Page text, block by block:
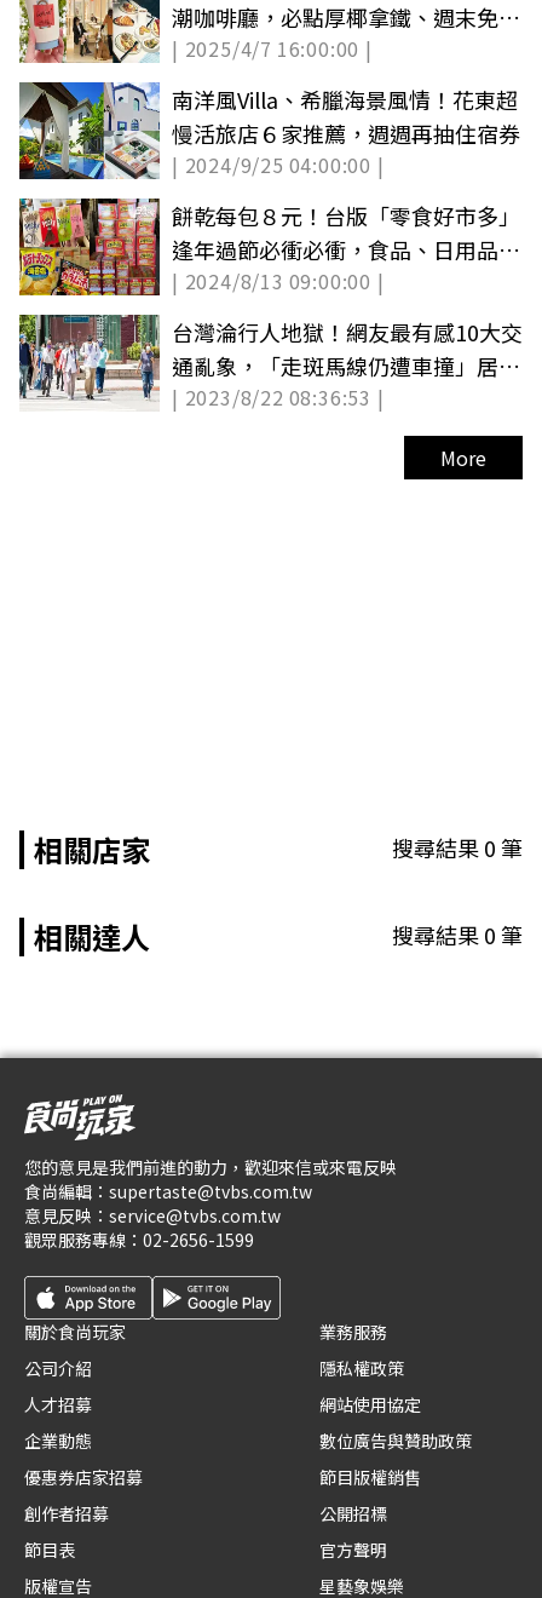
潮咖啡廳，必點厚椰拿鐵、週末免費
DJ表演
| 2025/4/7 16:00:00 |
南洋風Villa、希臘海景風情！花東超
慢活旅店６家推薦，週週再抽住宿券
| 2024/9/25 04:00:00 |
餅乾每包８元！台版「零食好市多」
逢年過節必衝必衝，食品、日用品批
發價搬回家
| 2024/8/13 09:00:00 |
台灣淪行人地獄！網友最有感10大交
通亂象，「走斑馬線仍遭車撞」居第
４名
| 2023/8/22 08:36:53 |
More
相關店家 搜尋結果0筆
相關達人 搜尋結果0筆
您的意見是我們前進的動力，歡迎來信或來電反映
食尚編輯： supertaste@tvbs.com.tw
意見反映： service@tvbs.com.tw
觀眾服務專線： 02-2656-1599
關於食尚玩家
公司介紹
人才招募
企業動態
優惠券店家招募
創作者招募
節目表
版權宣告
業務服務
隱私權政策
網站使用協定
數位廣告與贊助政策
節目版權銷售
公開招標
官方聲明
星藝象娛樂